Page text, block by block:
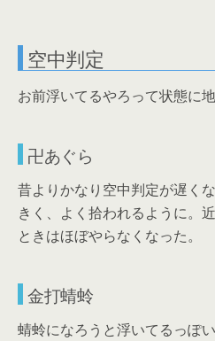
空中判定
お前浮いてるやろって状態に地
卍あぐら
昔よりかなり空中判定が遅く
きく、よく拾われるように。
ときはほぼやらなくなった。
金打蜻蛉
蜻蛉になろうと浮いてるっぽ